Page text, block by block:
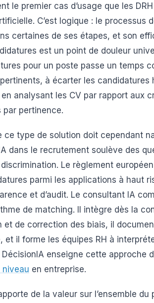
le premier cas d’usage que les
C’est logique : le processus
certaines de ses étapes, et son
est un point de douleur
pour un poste passe un temps
à écarter les candidatures
analysant les CV par rapport aux
pertinence.
ce type de solution doit cependant
dans le recrutement soulève des
Le règlement européen
parmi les applications à haut
et d’audit. Le consultant IA
de matching. Il intègre dès la
et de correction des biais, il
et il forme les équipes RH à
DécisionIA enseigne cette approche
niveau en entreprise.
de la valeur sur l’ensemble du